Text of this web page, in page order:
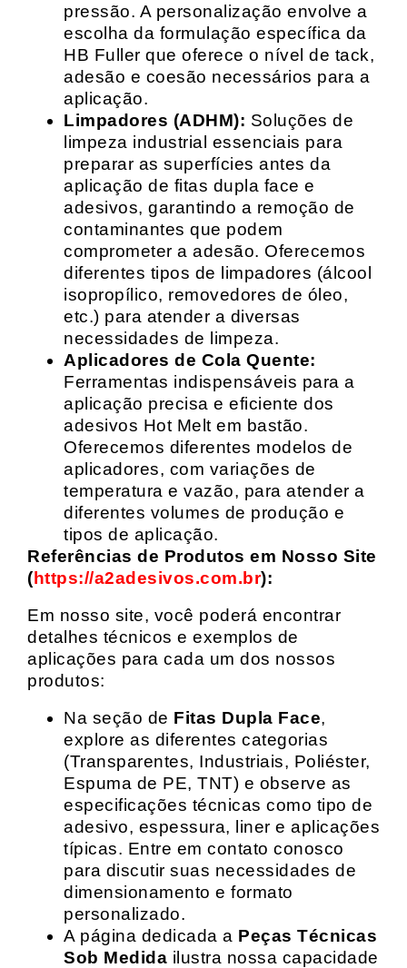
pressão. A personalização envolve a
escolha da formulação específica da
HB Fuller que oferece o nível de tack,
adesão e coesão necessários para a
aplicação.
Limpadores (ADHM): Soluções de
limpeza industrial essenciais para
preparar as superfícies antes da
aplicação de fitas dupla face e
adesivos, garantindo a remoção de
contaminantes que podem
comprometer a adesão. Oferecemos
diferentes tipos de limpadores (álcool
isopropílico, removedores de óleo,
etc.) para atender a diversas
necessidades de limpeza.
Aplicadores de Cola Quente:
Ferramentas indispensáveis para a
aplicação precisa e eficiente dos
adesivos Hot Melt em bastão.
Oferecemos diferentes modelos de
aplicadores, com variações de
temperatura e vazão, para atender a
diferentes volumes de produção e
tipos de aplicação.
Referências de Produtos em Nosso Site
(https://a2adesivos.com.br):
Em nosso site, você poderá encontrar
detalhes técnicos e exemplos de
aplicações para cada um dos nossos
produtos:
Na seção de Fitas Dupla Face,
explore as diferentes categorias
(Transparentes, Industriais, Poliéster,
Espuma de PE, TNT) e observe as
especificações técnicas como tipo de
adesivo, espessura, liner e aplicações
típicas. Entre em contato conosco
para discutir suas necessidades de
dimensionamento e formato
personalizado.
A página dedicada a Peças Técnicas
Sob Medida ilustra nossa capacidade